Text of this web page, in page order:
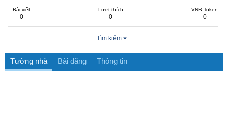
Bài viết
0
Lượt thích
0
VNB Token
0
Tìm kiếm
Tường nhà Bài đăng Thông tin